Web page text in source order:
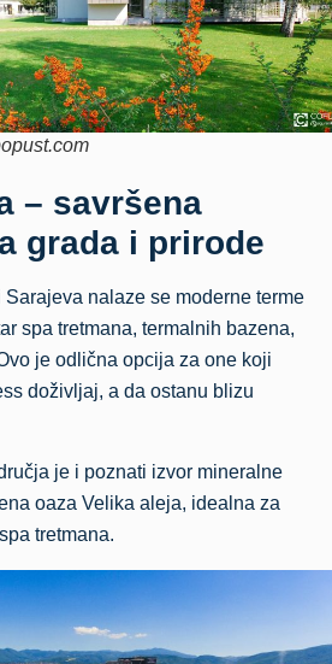
– savršena
grada i prirode
nalaze se moderne terme
spa tretmana, termalnih bazena,
je odlična opcija za one koji
doživljaj, a da ostanu blizu
je i poznati izvor mineralne
oaza Velika aleja, idealna za
tretmana.